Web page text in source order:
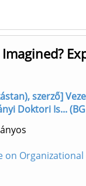
szerző]
Doktori Is...